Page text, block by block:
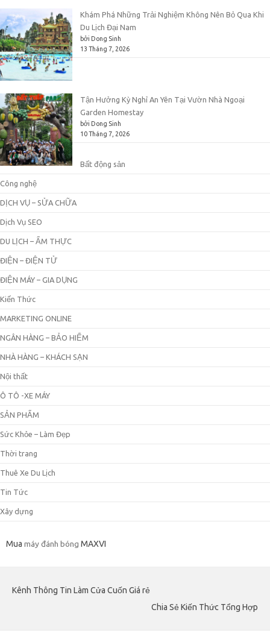
Khám Phá Những Trải Nghiệm Không Nên Bỏ Qua Khi
Du Lịch Đại Nam
bởi Dong Sinh
13 Tháng 7, 2026
Tận Hưởng Kỳ Nghỉ An Yên Tại Vườn Nhà Ngoại
Garden Homestay
bởi Dong Sinh
10 Tháng 7, 2026
Bất động sản
Công nghệ
DỊCH VỤ – SỬA CHỮA
Dịch Vụ SEO
DU LỊCH – ẨM THỰC
ĐIỆN – ĐIỆN TỬ
ĐIỆN MÁY – GIA DỤNG
Kiến Thức
MARKETING ONLINE
NGÂN HÀNG – BẢO HIỂM
NHÀ HÀNG – KHÁCH SẠN
Nội thất
Ô TÔ -XE MÁY
SẢN PHẨM
Sức Khỏe – Làm Đẹp
Thời trang
Thuê Xe Du Lịch
Tin Tức
Xây dựng
Mua máy đánh bóng MAXVI
Kênh Thông Tin Làm Cửa Cuốn Giá rẻ
Chia Sẻ Kiến Thức Tổng Hợp